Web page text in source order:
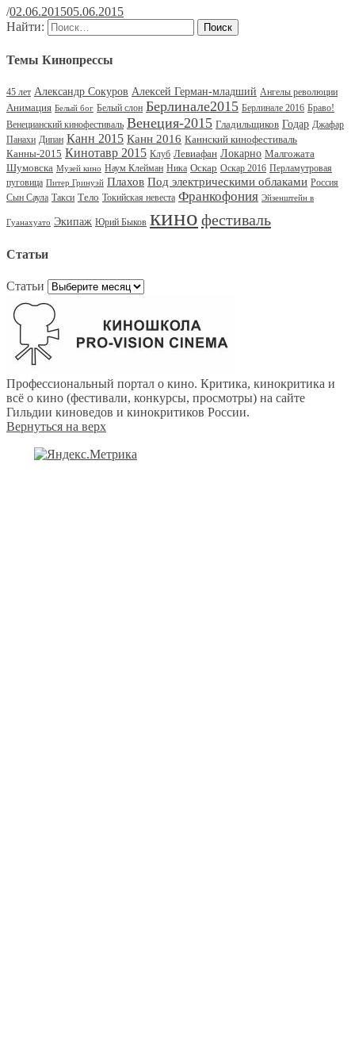
/02.06.201505.06.2015
Найти:
Темы Кинопрессы
45 лет Александр Сокуров Алексей Герман-младший Ангелы революции
Анимация Белый бог Белый слон Берлинале2015 Берлинале 2016 Браво!
Венецианский кинофестиваль Венеция-2015 Гладильщиков Годар Джафар
Панахи Дипан Канн 2015 Канн 2016 Каннский кинофестиваль
Канны-2015 Кинотавр 2015 Клуб Левиафан Локарно Малгожата
Шумовска Музей кино Наум Клейман Ника Оскар Оскар 2016 Перламутровая
пуговица Питер Гринуэй Плахов Под электрическими облаками Россия
Сын Саула Такси Тело Токийская невеста Франкофония Эйзенштейн в
Гуанахуато Экипаж Юрий Быков кино фестиваль
Статьи
Статьи
Профессиональный портал о кино. Критика, кинокритика и
всё о кино (фестивали, конкурсы, просмотры) на сайте
Гильдии киноведов и кинокритиков России.
Вернуться на верх